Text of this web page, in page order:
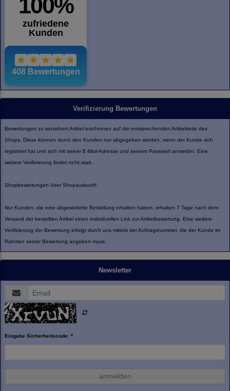
Verifizierung Bewertungen
Bewertungen zu einzelnen Artikel erscheinen auf der entsprechenden Artikelseite des
Shops. Diese können durch den Kunden nur abgegeben werden, wenn der Kunde sich
registriert hat und sich mit seiner E-Mail-Adresse und seinem Passwort anmeldet. Eine
weitere Verifizierung findet nicht statt.
Shopbewertungen über Shopauskunft:
Nur Kunden, die eine abgewickelte Bestellung erhalten haben, erhalten 7 Tage nach dem
Versand der bestellten Artikel einen individuellen Link zur Artikelbewertung. Eine weitere
Verifizierung der Bewertung erfolgt durch uns mittels der Auftragsnummer, die der Kunde im
Rahmen seiner Bewertung angeben muss.
Newsletter
Eingabe Sicherheitscode: *
anmelden